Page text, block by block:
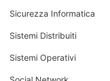
Sicurezza Informatica
Sistemi Distribuiti
Sistemi Operativi